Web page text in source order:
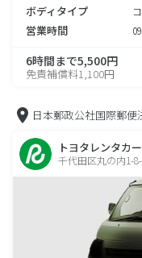
ボディタイプ
営業時間
6時間まで5,500円
免責補償料1,100円
日本郵政公社国際郵便
トヨタレンタカ
千代田区丸の内1-